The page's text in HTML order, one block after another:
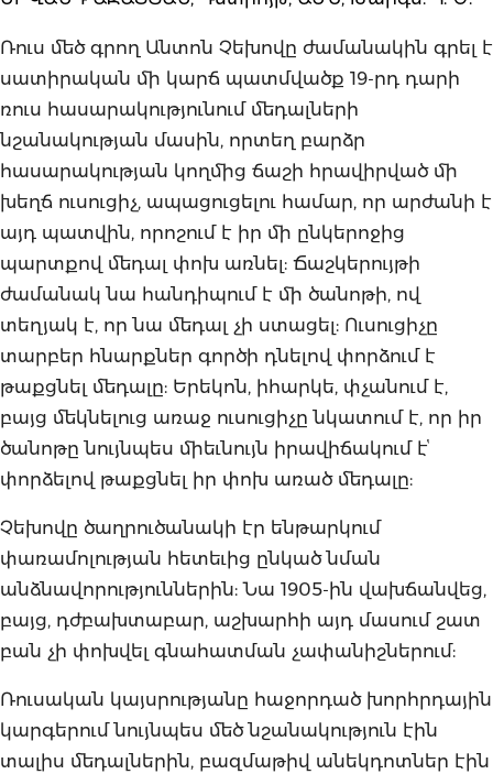
Ռուս մեծ գրող Անտոն Չեխովը ժամանակին գրել է
սատիրական մի կարճ պատմվածք 19-րդ դարի
ռուս հասարակությունում մեդալների
նշանակության մասին, որտեղ բարձր
հասարակության կողմից ճաշի հրավիրված մի
խեղճ ուսուցիչ, ապացուցելու համար, որ արժանի է
այդ պատվին, որոշում է իր մի ընկերոջից
պարտքով մեդալ փոխ առնել: Ճաշկերույթի
ժամանակ նա հանդիպում է մի ծանոթի, ով
տեղյակ է, որ նա մեդալ չի ստացել: Ուսուցիչը
տարբեր հնարքներ գործի դնելով փորձում է
թաքցնել մեդալը: Երեկոն, իհարկե, փչանում է,
բայց մեկնելուց առաջ ուսուցիչը նկատում է, որ իր
ծանոթը նույնպես միեւնույն իրավիճակում էՙ
փորձելով թաքցնել իր փոխ առած մեդալը:
Չեխովը ծաղրուծանակի էր ենթարկում
փառամոլության հետեւից ընկած նման
անձնավորություններին: Նա 1905-ին վախճանվեց,
բայց, դժբախտաբար, աշխարհի այդ մասում շատ
բան չի փոխվել գնահատման չափանիշներում:
Ռուսական կայսրությանը հաջորդած խորհրդային
կարգերում նույնպես մեծ նշանակություն էին
տալիս մեդալներին, բազմաթիվ անեկդոտներ էին